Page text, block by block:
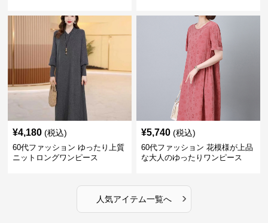
¥4,180 (税込)
60代ファッション ゆったり上質
ニットロングワンピース
¥5,740 (税込)
60代ファッション 花模様が上品
な大人のゆったりワンピース
人気アイテム一覧へ ›